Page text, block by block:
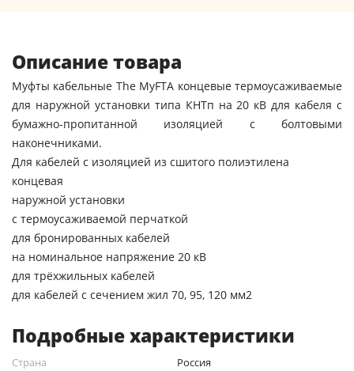
Описание товара
Муфты кабельные The MyFTA концевые термоусаживаемые
для наружной установки типа КНТп на 20 кВ для кабеля с
бумажно-пропитанной изоляцией с болтовыми
наконечниками.
Для кабелей с изоляцией из сшитого полиэтилена
концевая
наружной установки
с термоусаживаемой перчаткой
для бронированных кабелей
на номинальное напряжение 20 кВ
для трёхжильных кабелей
для кабелей с сечением жил 70, 95, 120 мм2
Подробные характеристики
Страна
Россия